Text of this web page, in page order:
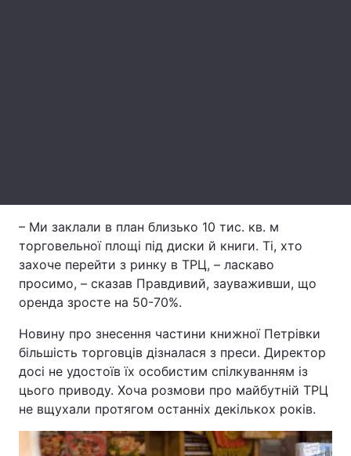
Тема оформлення
– Ми заклали в план близько 10 тис. кв. м
торговельної площі під диски й книги. Ті, хто
захоче перейти з ринку в ТРЦ, – ласкаво
просимо, – сказав Правдивий, зауваживши, що
оренда зросте на 50-70%.
Новину про знесення частини книжної Петрівки
більшість торговців дізналася з преси. Директор
досі не удостоїв їх особистим спілкуванням із
цього приводу. Хоча розмови про майбутній ТРЦ
не вщухали протягом останніх декількох років.